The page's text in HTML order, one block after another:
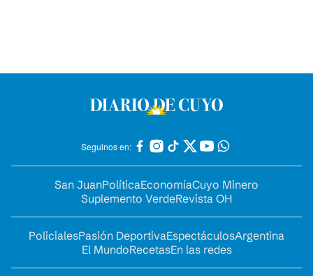
Seguinos en:
San JuanPolíticaEconomíaCuyo Minero
Suplemento VerdeRevista OH
PolicialesPasión DeportivaEspectáculosArgentina
El MundoRecetasEn las redes